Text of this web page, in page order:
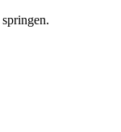
springen.